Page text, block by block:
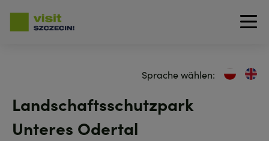
Sprache wählen:
Landschaftsschutzpark
Unteres Odertal